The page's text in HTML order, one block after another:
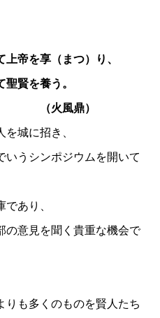
帝を享（まつ）り、
賢を養う。
）
城に招き、
いうシンポジウムを開いて
あり、
の意見を聞く貴重な機会で
りも多くのものを賢人たち